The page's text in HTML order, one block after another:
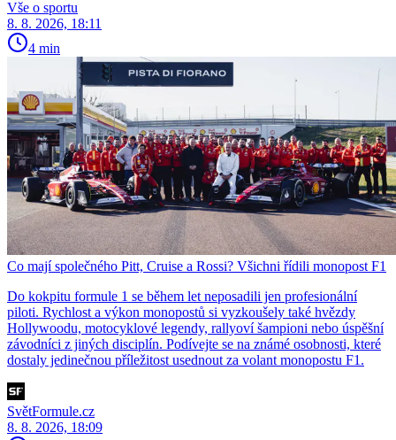
Vše o sportu
8. 8. 2026, 18:11
4 min
Co mají společného Pitt, Cruise a Rossi? Všichni řídili monopost F1
Do kokpitu formule 1 se během let neposadili jen profesionální
piloti. Rychlost a výkon monopostů si vyzkoušely také hvězdy
Hollywoodu, motocyklové legendy, rallyoví šampioni nebo úspěšní
závodníci z jiných disciplín. Podívejte se na známé osobnosti, které
dostaly jedinečnou příležitost usednout za volant monopostu F1.
SvětFormule.cz
8. 8. 2026, 18:09